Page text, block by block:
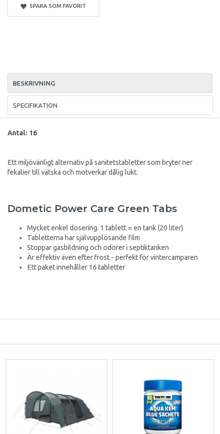
SPARA SOM FAVORIT
BESKRIVNING
SPECIFIKATION
Antal: 16
Ett miljövänligt alternativ på sanitetstabletter som bryter ner
fekalier till vätska och motverkar dålig lukt.
Dometic Power Care Green Tabs
Mycket enkel dosering. 1 tablett = en tank (20 liter)
Tabletterna har självupplösande film
Stoppar gasbildning och odörer i septiktanken
Är effektiv även efter frost - perfekt för vintercamparen
Ett paket innehåller 16 tabletter